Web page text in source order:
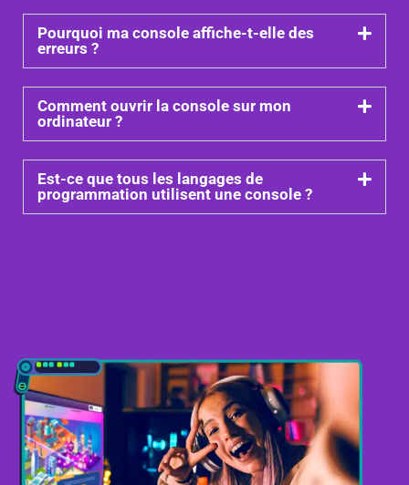
Pourquoi ma console affiche-t-elle des
erreurs ?
Comment ouvrir la console sur mon
ordinateur ?
Est-ce que tous les langages de
programmation utilisent une console ?